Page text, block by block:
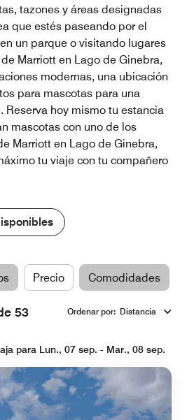
tazones y áreas designadas
que estés paseando por el
un parque o visitando lugares
Marriott en Lago de Ginebra,
modernas, una ubicación
para mascotas para una
Reserva hoy mismo tu estancia
mascotas con uno de los
Marriott en Lago de Ginebra,
tu viaje con tu compañero
Precio Comodidades
53
Ordenar por: Distancia
para Lun., 07 sep. - Mar., 08 sep.